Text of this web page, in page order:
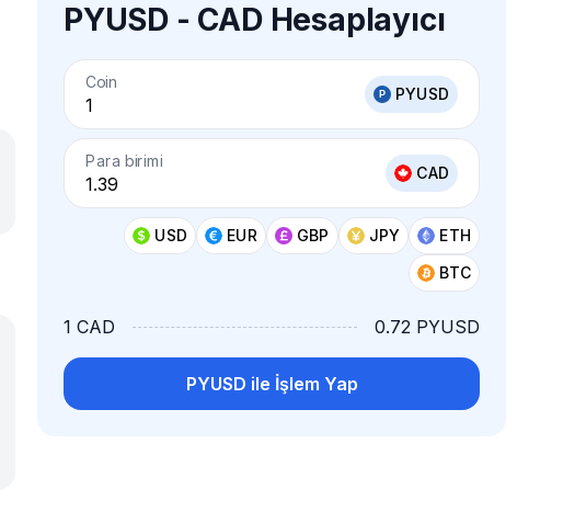
PYUSD - CAD Hesaplayıcı
Coin
PYUSD
Para birimi
CAD
USD EUR GBP JPY
ETH
BTC
1 CAD 0.72 PYUSD
PYUSD ile İşlem Yap